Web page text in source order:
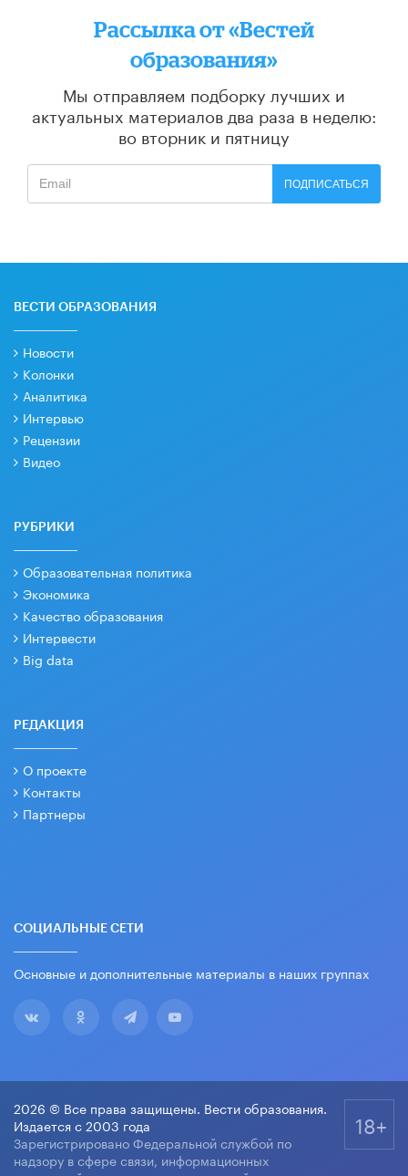
Рассылка от «Вестей
образования»
Мы отправляем подборку лучших и
актуальных материалов два раза в неделю:
во вторник и пятницу
ПОДПИСАТЬСЯ
ВЕСТИ ОБРАЗОВАНИЯ
Новости
Колонки
Аналитика
Интервью
Рецензии
Видео
РУБРИКИ
Образовательная политика
Экономика
Качество образования
Интервести
Big data
РЕДАКЦИЯ
О проекте
Контакты
Партнеры
СОЦИАЛЬНЫЕ СЕТИ
Основные и дополнительные материалы в наших группах
2026 © Все права защищены. Вести образования.
Издается с 2003 года
Зарегистрировано Федеральной службой по
надзору в сфере связи, информационных
18+